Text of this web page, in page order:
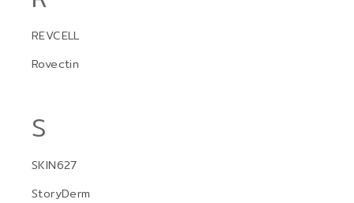
REVCELL
Rovectin
S
SKIN627
StoryDerm